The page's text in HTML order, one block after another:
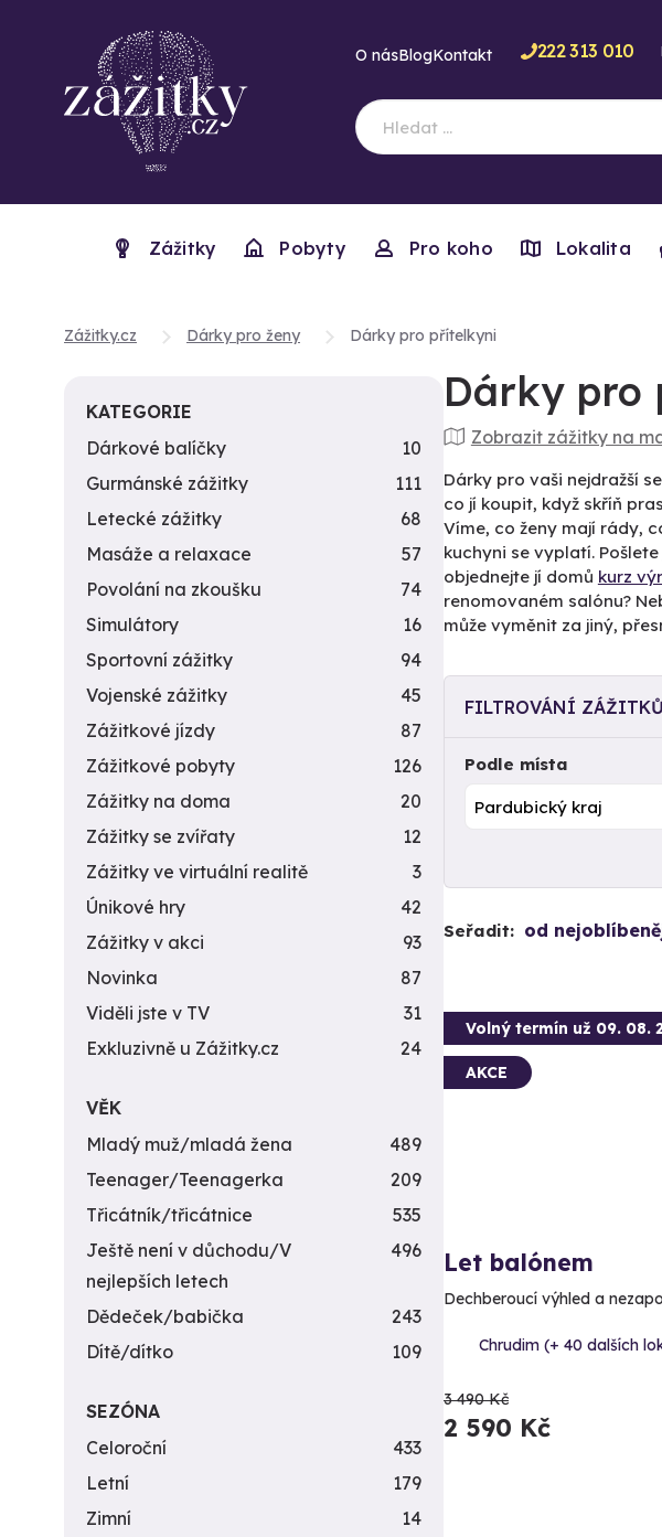
O násBlogKontakt 222 313 010
Zážitky Pobyty Pro koho Lokalita
Zážitky.cz Dárky pro ženy Dárky pro přítelkyni
Dárky pro
Zobrazit zážitky na
Dárky pro vaši nejdražší
co jí koupit, když skříň
Víme, co ženy mají rády,
kuchyni se vyplatí. Pošlete
objednejte jí domů kurz
renomovaném salónu?
může vyměnit za jiný,
FILTROVÁNÍ ZÁŽITKŮ
Podle místa
Seřadit: od
Volný termín už 09. 08.
AKCE
Let balónem
Dechberoucí výhled a
Chrudim (+ 40 dalších
3 490 Kč
2 590 Kč
KATEGORIE
Dárkové balíčky
10
Gurmánské zážitky
111
Letecké zážitky
68
Masáže a relaxace
57
Povolání na zkoušku
74
Simulátory
16
Sportovní zážitky
94
Vojenské zážitky
45
Zážitkové jízdy
87
Zážitkové pobyty
126
Zážitky na doma
20
Zážitky se zvířaty
12
Zážitky ve virtuální realitě
3
Únikové hry
42
Zážitky v akci
93
Novinka
87
Viděli jste v TV
31
Exkluzivně u Zážitky.cz
24
VĚK
Mladý muž/mladá žena
489
Teenager/Teenagerka
209
Třicátník/třicátnice
535
Ještě není v důchodu/V
nejlepších letech
496
Dědeček/babička
243
Dítě/dítko
109
SEZÓNA
Celoroční
433
Letní
179
Zimní
14